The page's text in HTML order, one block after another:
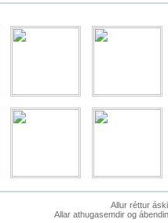
Allur réttur
Allar athugasemdir og